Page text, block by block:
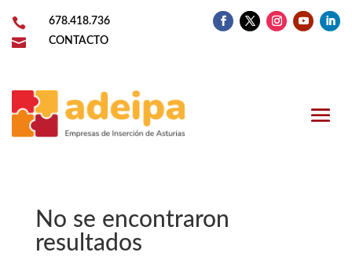
 678.418.736
 CONTACTO
No se encontraron
resultados